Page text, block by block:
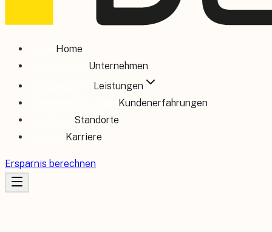
Home
Unternehmen
Leistungen
Kundenerfahrungen
Standorte
Karriere
Ersparnis berechnen